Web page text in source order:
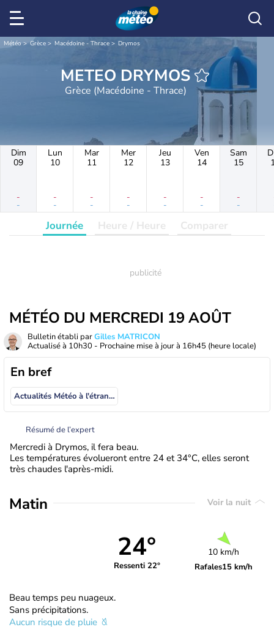
Météo Grèce Macédoine - Thrace Drymos
METEO DRYMOS
Grèce (Macédoine - Thrace)
Dim
09
-
-
Lun
10
-
-
Mar
11
-
-
Mer
12
-
-
Jeu
13
-
-
Ven
14
-
-
Sam
15
-
-
Journée Heure / Heure Comparer
MÉTÉO DU MERCREDI 19 AOÛT
Bulletin établi parGilles MATRICON
Actualisé à 10h30 - Prochaine mise à jour à 16h45 (heure locale)
En bref
Actualités Météo à l'étranger
Résumé de l’expert
Mercredi à Drymos, il fera beau.
Les températures évolueront entre 24 et 34°C, elles seront
très chaudes l'après-midi.
Matin Voir la nuit
24°
Ressenti 22°
10 km/h
Rafales15 km/h
Beau temps peu nuageux.
Sans précipitations.
Aucun risque de pluie